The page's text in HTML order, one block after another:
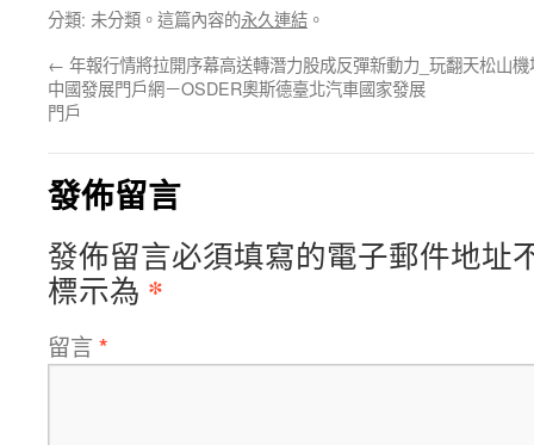
分類: 未分類。這篇內容的永久連結 。
← 年報行情將拉開序幕高送轉潛力股成反彈新動力_
中國發展門戶網－OSDER奧斯德臺北汽車國家發展
門戶
玩翻天松山
發佈留言
發佈留言必須填寫的電子郵件地址
標示為 *
留言 *